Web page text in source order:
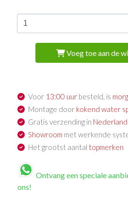
Voeg toe aan de
Voor 13:00 uur besteld, is
Montage door kokend water
Gratis verzending in
Showroom met werkende
Het grootst aantal topmerken
Ontvang een speciale
ons!